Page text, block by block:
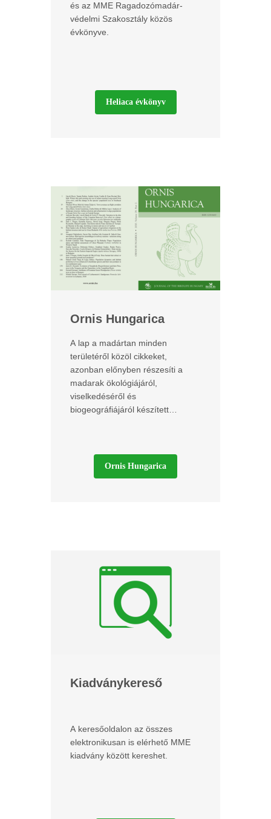
és az MME Ragadozómadár-
védelmi Szakosztály közös
évkönyve.
Heliaca évkönyv
Ornis Hungarica
A lap a madártan minden
területéről közöl cikkeket,
azonban előnyben részesíti a
madarak ökológiájáról,
viselkedéséről és
biogeográfiájáról készített
Ornis Hungarica
Kiadványkereső
A keresőoldalon az összes
elektronikusan is elérhető MME
kiadvány között kereshet.